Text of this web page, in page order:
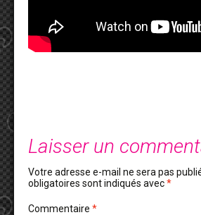
Laisser un
Votre adresse e-mail ne sera pas
obligatoires sont indiqués avec*
Commentaire *